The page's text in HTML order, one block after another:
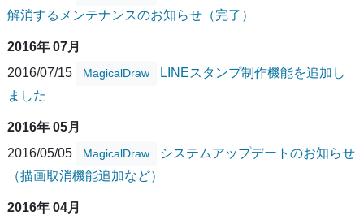
解消するメンテナンスのお知らせ（完了）
2016年 07月
2016/07/15
MagicalDraw
LINEスタンプ制作機能を追加し
ました
2016年 05月
2016/05/05
MagicalDraw
システムアップデートのお知らせ
（描画取消機能追加など）
2016年 04月